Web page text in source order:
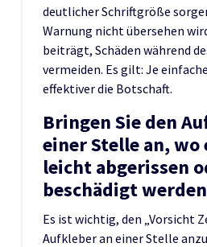
deutlicher Schriftgröße
Warnung nicht übersehen
beiträgt, Schäden während
vermeiden. Es gilt: Je
effektiver die Botschaft.
Bringen Sie den
einer Stelle an,
leicht abgerissen
beschädigt
Es ist wichtig, den „Vorsicht
Aufkleber an einer Stelle